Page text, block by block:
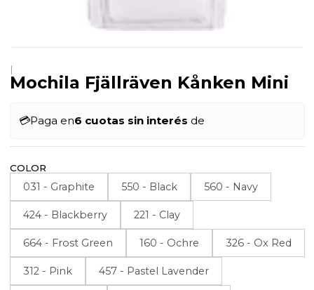
|
Mochila Fjällräven Kånken Mini
💳Paga en6 cuotas sin interés de
COLOR
031 - Graphite 550 - Black 560 - Navy
424 - Blackberry 221 - Clay
664 - Frost Green 160 - Ochre 326 - Ox Red
312 - Pink 457 - Pastel Lavender